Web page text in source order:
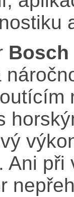
Bosch
Ani